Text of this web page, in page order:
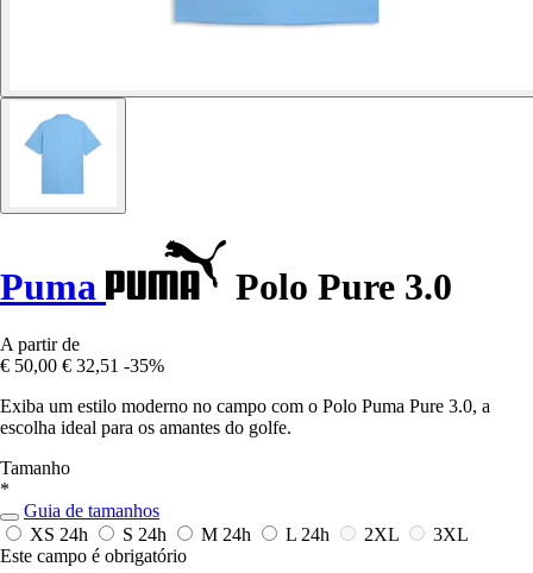
Puma Polo Pure 3.0
A partir de
€ 50,00 € 32,51 -35%
Exiba um estilo moderno no campo com o Polo Puma Pure 3.0, a
escolha ideal para os amantes do golfe.
Tamanho
*
Guia de tamanhos
XS 24h S 24h M 24h L 24h 2XL
3XL
Este campo é obrigatório